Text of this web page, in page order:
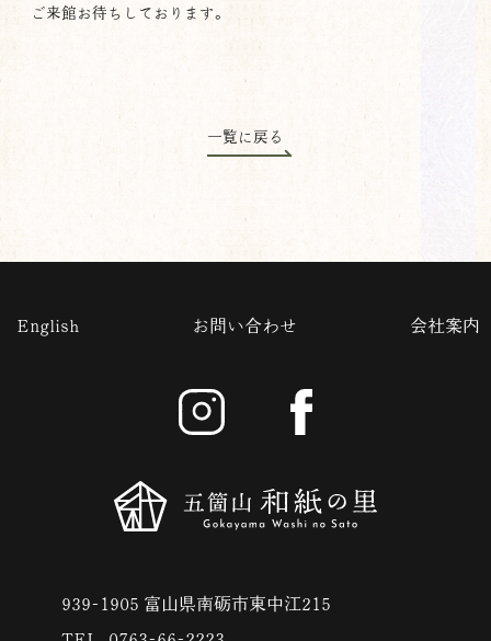
ご来館お待ちしております。
一覧に戻る
939-1905 富山県南砺市東中江215
English お問い合わせ 会社案内